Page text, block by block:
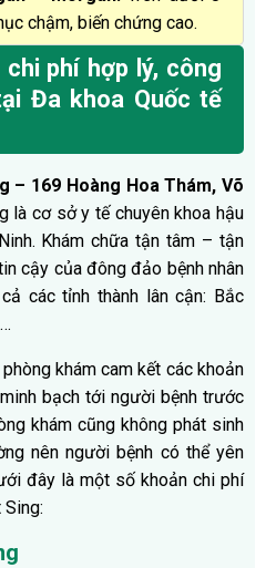
chậm, biến chứng cao.
phí hợp lý, công
Đa khoa Quốc tế
– 169 Hoàng Hoa Thám, Võ
là cơ sở y tế chuyên khoa hậu
Khám chữa tận tâm – tận
cậy của đông đảo bệnh nhân
các tỉnh thành lân cận: Bắc
khám cam kết các khoản
bạch tới người bệnh trước
khám cũng không phát sinh
nên người bệnh có thể yên
đây là một số khoản chi phí